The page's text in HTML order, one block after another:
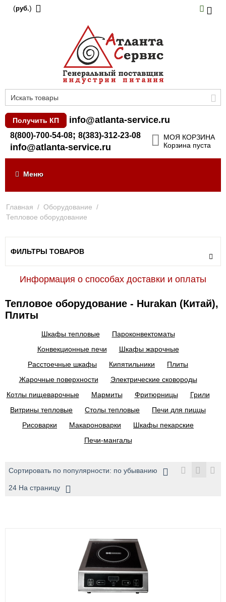
(руб.)
Получить КП info@atlanta-service.ru
8(800)-700-54-08; 8(383)-312-23-08
info@atlanta-service.ru
МОЯ КОРЗИНА
Корзина пуста
Меню
Главная / Оборудование /
Тепловое оборудование
ФИЛЬТРЫ ТОВАРОВ
Информация о способах доставки и оплаты
Тепловое оборудование - Hurakan (Китай),
Плиты
Шкафы тепловые
Пароконвектоматы
Конвекционные печи
Шкафы жарочные
Расстоечные шкафы
Кипятильники
Плиты
Жарочные поверхности
Электрические сковороды
Котлы пищеварочные
Мармиты Фритюрницы
Грили
Витрины тепловые
Столы тепловые
Печи для пиццы
Рисоварки
Макароноварки
Шкафы пекарские
Печи-мангалы
Сортировать по популярности: по убыванию
24 На страницу